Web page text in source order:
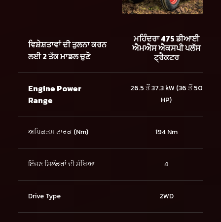
ਵਿਸ਼ੇਸ਼ਤਾਵਾਂ ਦੀ ਤੁਲਨਾ ਕਰਨ
ਲਈ 2 ਤੱਕ ਮਾਡਲ ਚੁਣੋ
ਮਹਿੰਦਰਾ 475 ਡੀਆਈ
ਐਮਐਸ ਐਕਸਪੀ ਪਲੱਸ
ਟ੍ਰੈਕਟਰ
Engine Power
Range
26.5 ਤੋਂ 37.3 kW (36 ਤੋਂ 50
HP)
ਅਧਿਕਤਮ ਟਾਰਕ (Nm) 194 Nm
ਇੰਜਣ ਸਿਲੰਡਰਾਂ ਦੀ ਸੰਖਿਆ 4
Drive Type 2WD